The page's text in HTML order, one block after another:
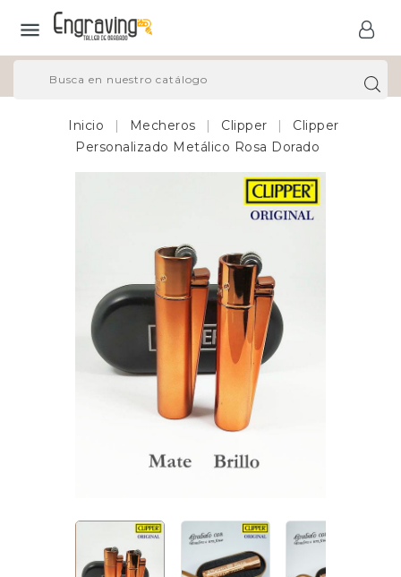

Inicio Mecheros Clipper
Clipper
Personalizado Metálico Rosa Dorado